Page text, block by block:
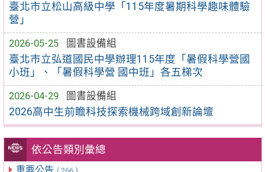
臺北市立松山高級中學「115年度暑期科學趣味體驗
營」
2026-05-25
圖書設備組
臺北市立弘道國民中學辦理115年度「暑假科學營國
小班」、「暑假科學營 國中班」各五梯次
2026-04-29
圖書設備組
2026高中生前瞻科技探索機械跨域創新論壇
依公告類別彙總